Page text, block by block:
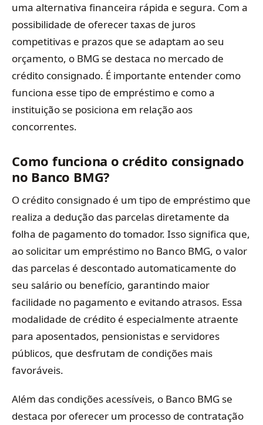
uma alternativa financeira rápida e segura. Com a
possibilidade de oferecer taxas de juros
competitivas e prazos que se adaptam ao seu
orçamento, o BMG se destaca no mercado de
crédito consignado. É importante entender como
funciona esse tipo de empréstimo e como a
instituição se posiciona em relação aos
concorrentes.
Como funciona o crédito consignado
no Banco BMG?
O crédito consignado é um tipo de empréstimo que
realiza a dedução das parcelas diretamente da
folha de pagamento do tomador. Isso significa que,
ao solicitar um empréstimo no Banco BMG, o valor
das parcelas é descontado automaticamente do
seu salário ou benefício, garantindo maior
facilidade no pagamento e evitando atrasos. Essa
modalidade de crédito é especialmente atraente
para aposentados, pensionistas e servidores
públicos, que desfrutam de condições mais
favoráveis.
Além das condições acessíveis, o Banco BMG se
destaca por oferecer um processo de contratação